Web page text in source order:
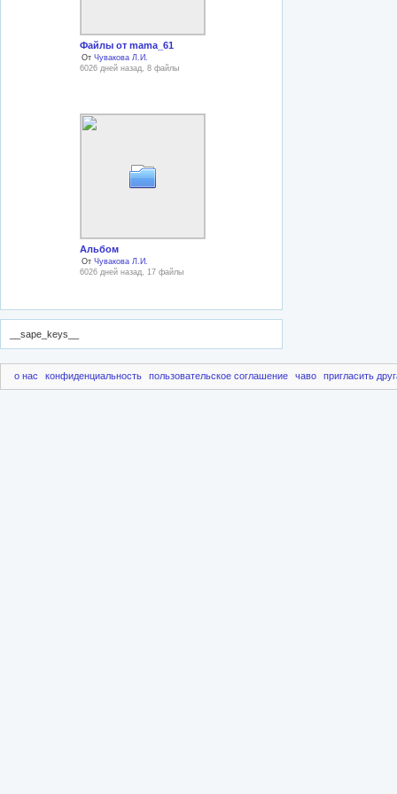
Файлы от mama_61
От Чувакова Л.И.
6026 дней назад, 8 файлы
Альбом
От Чувакова Л.И.
6026 дней назад, 17 файлы
__sape_keys__
о нас конфиденциальность пользовательское соглашение чаво пригласить